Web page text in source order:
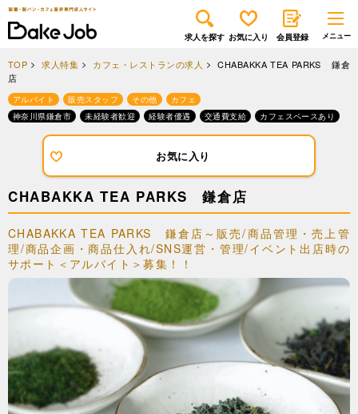
求人を探す お気に入り 会員登録
TOP 求人特集 カフェ・レストランの求人
CHABAKKA TEA PARKS 鎌倉
店
アルバイト 販売スタッフ その他
カフェ
神奈川県鎌倉市
未経験者歓迎 経験者優遇 交通費支給 カフェスペースあり
お気に入り
CHABAKKA TEA PARKS 鎌倉店
CHABAKKA TEA PARKS 鎌倉店～販売/商品管理・売上管
理/商品企画・商品仕入れ/SNS運営・管理/イベント出店時の
サポート＜アルバイト＞募集！！